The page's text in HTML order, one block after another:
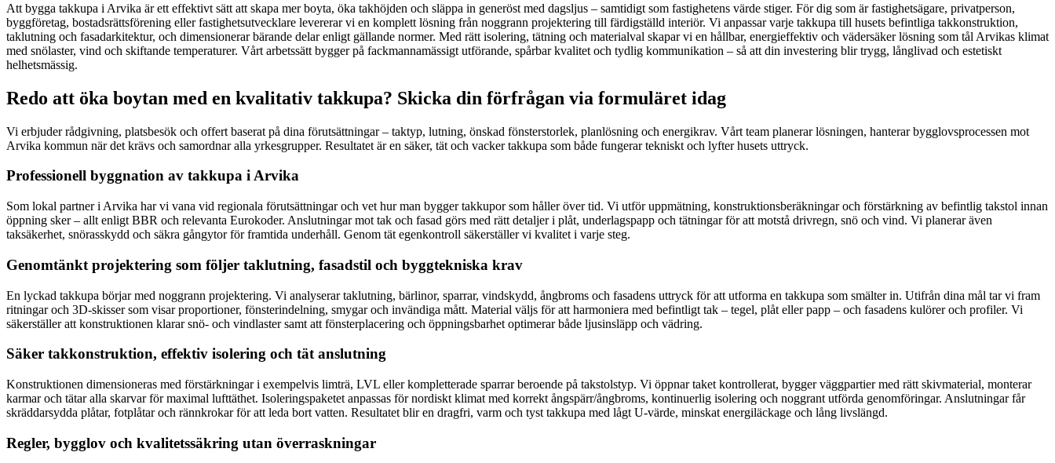
Att bygga takkupa i Arvika är ett effektivt sätt att skapa mer boyta, öka takhöjden och släppa in generöst med dagsljus – samtidigt som fastighetens värde stiger. För dig som är fastighetsägare, privatperson,
byggföretag, bostadsrättsförening eller fastighetsutvecklare levererar vi en komplett lösning från noggrann projektering till färdigställd interiör. Vi anpassar varje takkupa till husets befintliga takkonstruktion,
taklutning och fasadarkitektur, och dimensionerar bärande delar enligt gällande normer. Med rätt isolering, tätning och materialval skapar vi en hållbar, energieffektiv och vädersäker lösning som tål Arvikas klimat
med snölaster, vind och skiftande temperaturer. Vårt arbetssätt bygger på fackmannamässigt utförande, spårbar kvalitet och tydlig kommunikation – så att din investering blir trygg, långlivad och estetiskt
helhetsmässig.
Redo att öka boytan med en kvalitativ takkupa? Skicka din förfrågan via formuläret idag
Vi erbjuder rådgivning, platsbesök och offert baserat på dina förutsättningar – taktyp, lutning, önskad fönsterstorlek, planlösning och energikrav. Vårt team planerar lösningen, hanterar bygglovsprocessen mot
Arvika kommun när det krävs och samordnar alla yrkesgrupper. Resultatet är en säker, tät och vacker takkupa som både fungerar tekniskt och lyfter husets uttryck.
Professionell byggnation av takkupa i Arvika
Som lokal partner i Arvika har vi vana vid regionala förutsättningar och vet hur man bygger takkupor som håller över tid. Vi utför uppmätning, konstruktionsberäkningar och förstärkning av befintlig takstol innan
öppning sker – allt enligt BBR och relevanta Eurokoder. Anslutningar mot tak och fasad görs med rätt detaljer i plåt, underlagspapp och tätningar för att motstå drivregn, snö och vind. Vi planerar även
taksäkerhet, snörasskydd och säkra gångytor för framtida underhåll. Genom tät egenkontroll säkerställer vi kvalitet i varje steg.
Genomtänkt projektering som följer taklutning, fasadstil och byggtekniska krav
En lyckad takkupa börjar med noggrann projektering. Vi analyserar taklutning, bärlinor, sparrar, vindskydd, ångbroms och fasadens uttryck för att utforma en takkupa som smälter in. Utifrån dina mål tar vi fram
ritningar och 3D‑skisser som visar proportioner, fönsterindelning, smygar och invändiga mått. Material väljs för att harmoniera med befintligt tak – tegel, plåt eller papp – och fasadens kulörer och profiler. Vi
säkerställer att konstruktionen klarar snö- och vindlaster samt att fönsterplacering och öppningsbarhet optimerar både ljusinsläpp och vädring.
Säker takkonstruktion, effektiv isolering och tät anslutning
Konstruktionen dimensioneras med förstärkningar i exempelvis limträ, LVL eller kompletterade sparrar beroende på takstolstyp. Vi öppnar taket kontrollerat, bygger väggpartier med rätt skivmaterial, monterar
karmar och tätar alla skarvar för maximal lufttäthet. Isoleringspaketet anpassas för nordiskt klimat med korrekt ångspärr/ångbroms, kontinuerlig isolering och noggrant utförda genomföringar. Anslutningar får
skräddarsydda plåtar, fotplåtar och rännkrokar för att leda bort vatten. Resultatet blir en dragfri, varm och tyst takkupa med lågt U‑värde, minskat energiläckage och lång livslängd.
Regler, bygglov och kvalitetssäkring utan överraskningar